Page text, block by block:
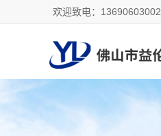
欢迎致电：13690603002